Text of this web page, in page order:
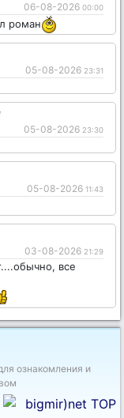
06-08-2026 00:00
роман
05-08-2026 23:31
05-08-2026 23:30
05-08-2026 11:43
03-08-2026 21:29
все
ознакомления и